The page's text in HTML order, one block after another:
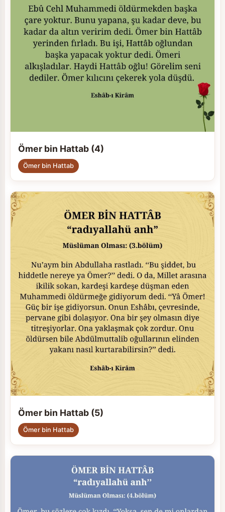
Ömer bin Hattab (4)
Ömer bin Hattab
Ömer bin Hattab (5)
Ömer bin Hattab